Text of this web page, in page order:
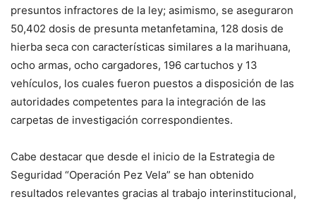
presuntos infractores de la ley; asimismo, se aseguraron
50,402 dosis de presunta metanfetamina, 128 dosis de
hierba seca con características similares a la marihuana,
ocho armas, ocho cargadores, 196 cartuchos y 13
vehículos, los cuales fueron puestos a disposición de las
autoridades competentes para la integración de las
carpetas de investigación correspondientes.
Cabe destacar que desde el inicio de la Estrategia de
Seguridad “Operación Pez Vela” se han obtenido
resultados relevantes gracias al trabajo interinstitucional,